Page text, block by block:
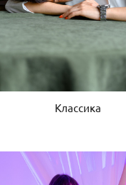
Классика